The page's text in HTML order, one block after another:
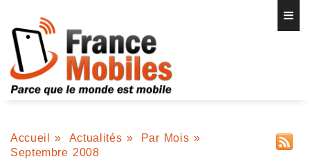
Accueil » Actualités » Par Mois »
Septembre 2008